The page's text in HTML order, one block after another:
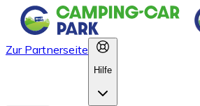
Zur Partnerseite
Hilfe